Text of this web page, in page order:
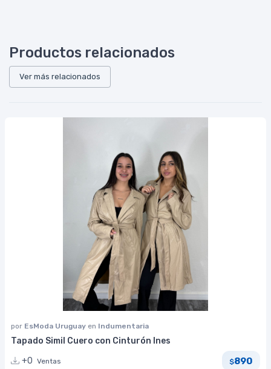
Productos relacionados
Ver más relacionados
por EsModa Uruguay en Indumentaria
Tapado Simil Cuero con Cinturón Ines
+0 Ventas $890